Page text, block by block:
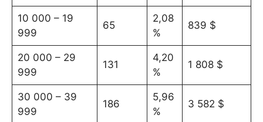
10 000 – 19
999
65
2,08
%
839 $
20 000 – 29
999
131
4,20
%
1 808 $
30 000 – 39
999
186
5,96
%
3 582 $